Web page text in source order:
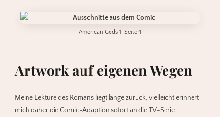
American Gods 1, Seite 4
Artwork auf eigenen Wegen
Meine Lektüre des Romans liegt lange zurück, vielleicht erinnert
mich daher die Comic-Adaption sofort an die TV-Serie.